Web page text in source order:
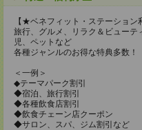
【★ベネフィット・ステーション
旅行、グルメ、リラク＆ビュー
児、ペットなど
各種ジャンルのお得な特典多数！
＜一例＞
◆テーマパーク割引
◆宿泊、旅行割引
◆各種飲食店割引
◆飲食チェーン店クーポン
◆サロン、スパ、ジム割引など